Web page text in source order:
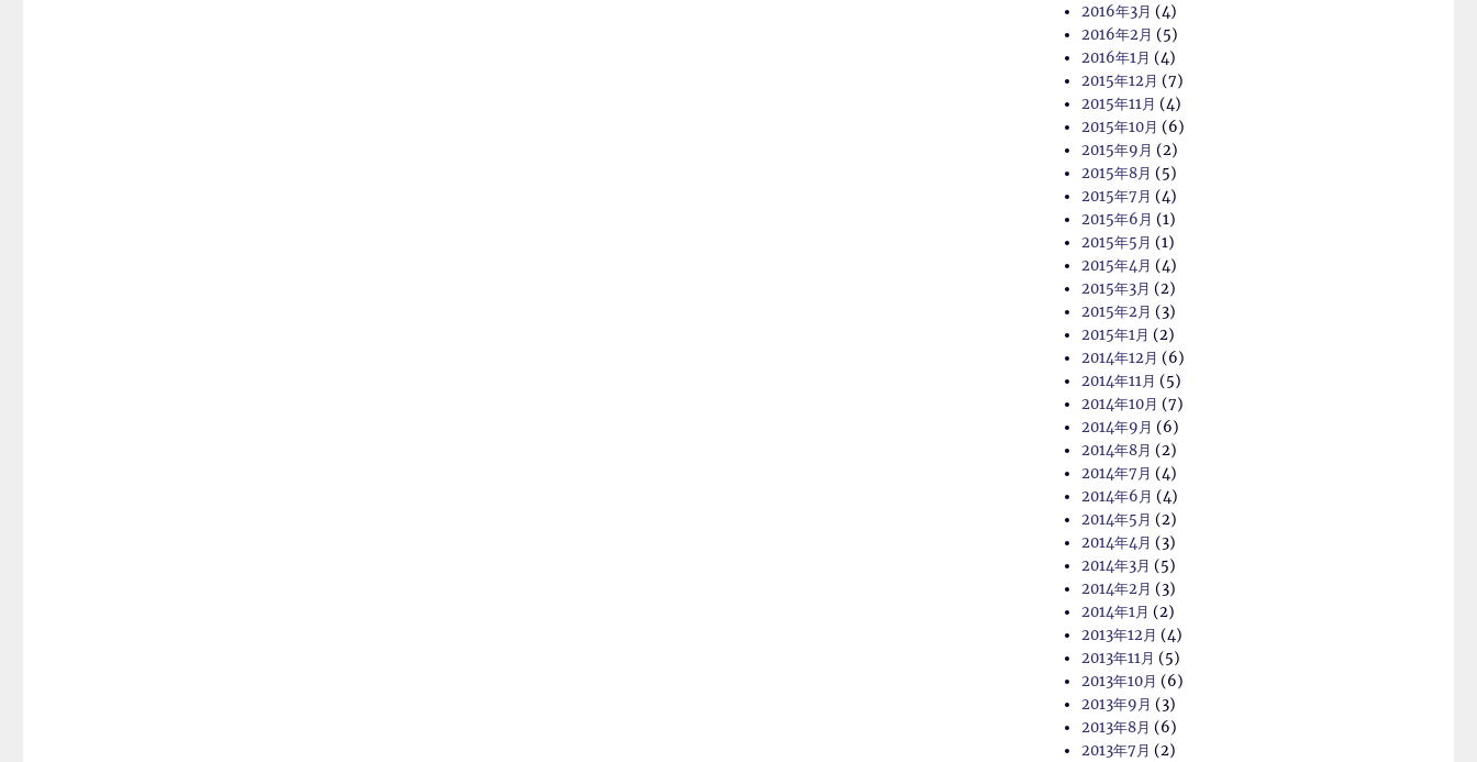
2016年3月 (4)
2016年2月 (5)
2016年1月 (4)
2015年12月 (7)
2015年11月 (4)
2015年10月 (6)
2015年9月 (2)
2015年8月 (5)
2015年7月 (4)
2015年6月 (1)
2015年5月 (1)
2015年4月 (4)
2015年3月 (2)
2015年2月 (3)
2015年1月 (2)
2014年12月 (6)
2014年11月 (5)
2014年10月 (7)
2014年9月 (6)
2014年8月 (2)
2014年7月 (4)
2014年6月 (4)
2014年5月 (2)
2014年4月 (3)
2014年3月 (5)
2014年2月 (3)
2014年1月 (2)
2013年12月 (4)
2013年11月 (5)
2013年10月 (6)
2013年9月 (3)
2013年8月 (6)
2013年7月 (2)